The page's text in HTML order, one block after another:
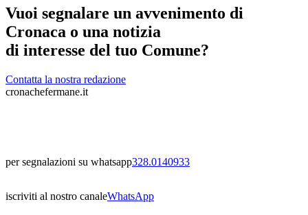
Vuoi segnalare un avvenimento di
Cronaca o una notizia
di interesse del tuo Comune?
Contatta la nostra redazione
cronachefermane.it
per segnalazioni su whatsapp328.0140933
iscriviti al nostro canaleWhatsApp